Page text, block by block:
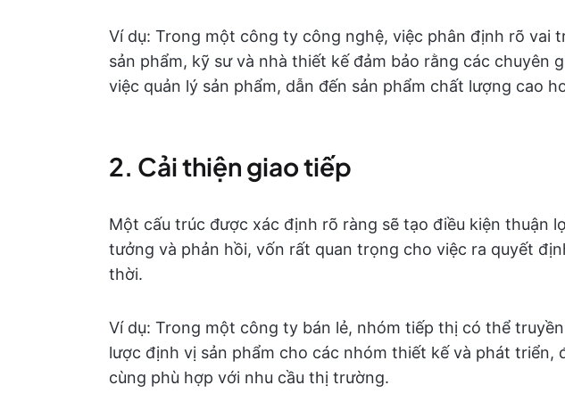
Ví dụ: Trong một công ty công nghệ, việc phân định rõ vai
sản phẩm, kỹ sư và nhà thiết kế đảm bảo rằng các chuyên
việc quản lý sản phẩm, dẫn đến sản phẩm chất lượng cao
2. Cải thiện giao tiếp
Một cấu trúc được xác định rõ ràng sẽ tạo điều kiện thuận
tưởng và phản hồi, vốn rất quan trọng cho việc ra quyết
thời.
Ví dụ: Trong một công ty bán lẻ, nhóm tiếp thị có thể
lược định vị sản phẩm cho các nhóm thiết kế và phát triển,
cùng phù hợp với nhu cầu thị trường.